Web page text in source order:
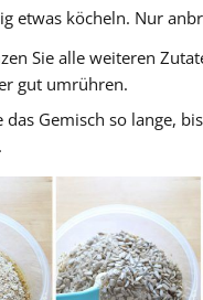
etwas köcheln. Nur
Sie alle weiteren
gut umrühren.
das Gemisch so lange,